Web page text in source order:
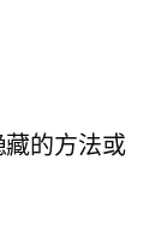
藏的方法或